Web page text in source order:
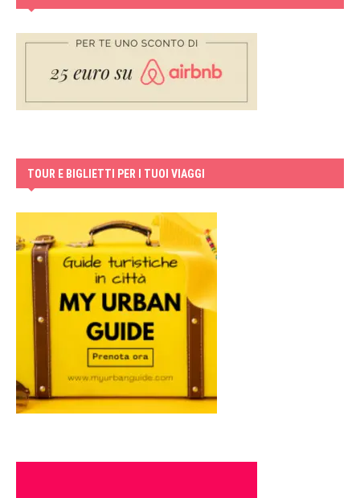
TOUR E BIGLIETTI PER I TUOI VIAGGI